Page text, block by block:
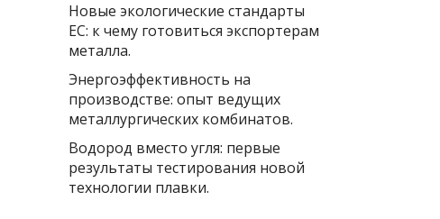
Новые экологические стандарты
ЕС: к чему готовиться экспортерам
металла.
Энергоэффективность на
производстве: опыт ведущих
металлургических комбинатов.
Водород вместо угля: первые
результаты тестирования новой
технологии плавки.